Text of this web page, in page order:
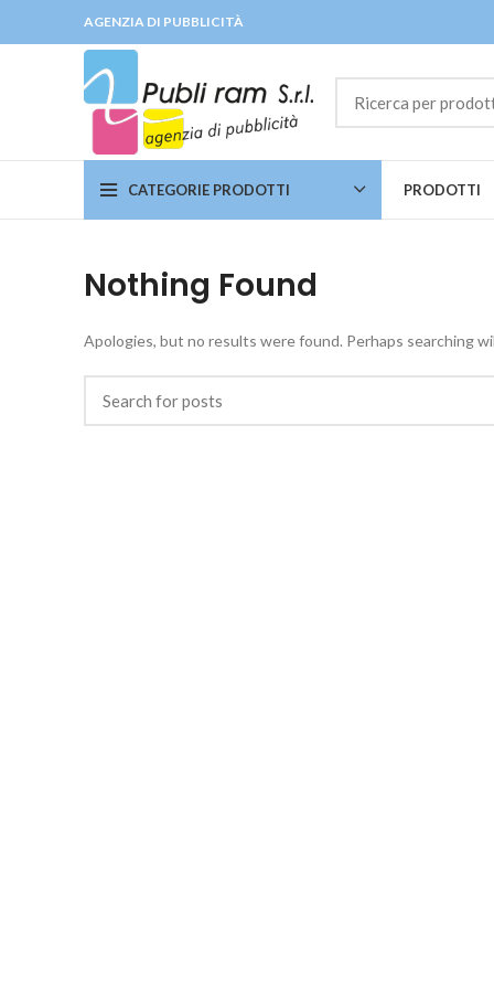
AGENZIA DI PUBBLICITÀ
CATEGORIE PRODOTTI PRODOTTI
Nothing Found
Apologies, but no results were found. Perhaps searching